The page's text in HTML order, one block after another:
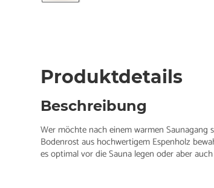
Produktdetails
Beschreibung
Wer möchte nach einem warmen
Bodenrost aus hochwertigem Espenholz
es optimal vor die Sauna legen oder aber